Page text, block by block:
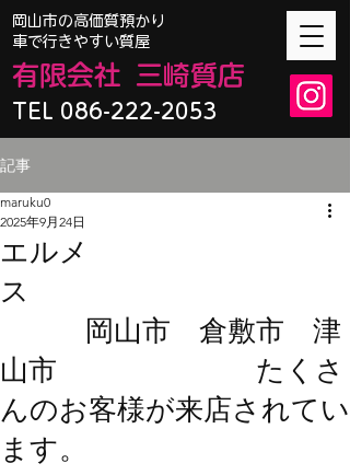
TEL 086-222-2053
​岡山市の高価質預かり
車で行きやすい質屋
有限会社 三崎質店
記事
エルメ
ス
岡山市 倉敷市 津
山市 たくさ
んのお客様が来店されてい
ます。
maruku0
2025年9月24日